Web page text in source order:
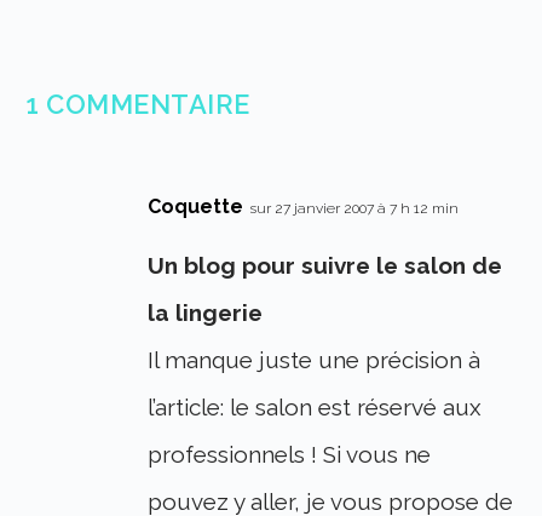
1 COMMENTAIRE
Coquette sur 27 janvier 2007 à 7 h 12 min
Un blog pour suivre le salon de
la lingerie
Il manque juste une précision à
l’article: le salon est réservé aux
professionnels ! Si vous ne
pouvez y aller, je vous propose de